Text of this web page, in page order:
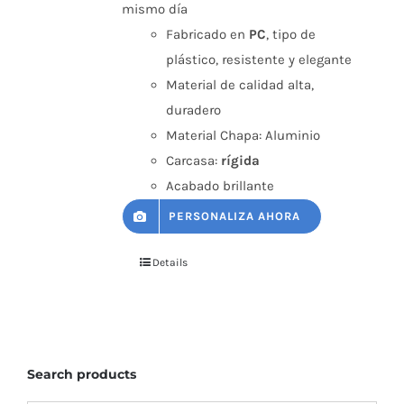
mismo día
Fabricado en PC, tipo de
plástico, resistente y elegante
Material de calidad alta,
duradero
Material Chapa: Aluminio
Carcasa:rígida
Acabado brillante
PERSONALIZA AHORA
Details
Search products